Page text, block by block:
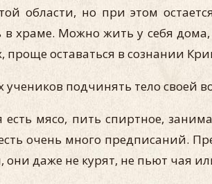
области, но при этом
в храме. Можно жить у себя
оставаться в сознании
подчинять тело своей
есть мясо, пить спиртное,
очень много предписаний.
они даже не курят, не пьют чая